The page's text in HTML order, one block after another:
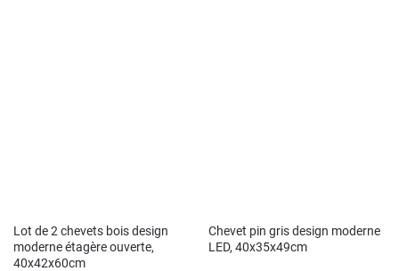
Lot de 2 chevets bois design
moderne étagère ouverte,
40x42x60cm
Chevet pin gris design moderne
LED, 40x35x49cm